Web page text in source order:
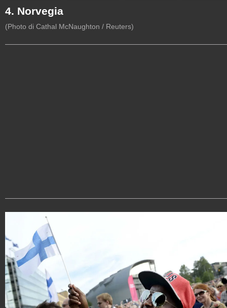
4. Norvegia
(Photo di Cathal McNaughton / Reuters)